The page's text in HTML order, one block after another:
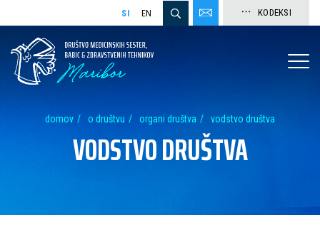
SI EN KODEKSI
domov o društvu organi društva vodstvo društva
VODSTVO DRUŠTVA